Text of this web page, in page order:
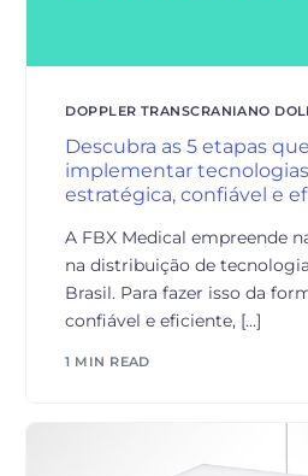
DOPPLER TRANSCRANIANO
Descubra as 5 etapas
implementar
estratégica, confiável e
A FBX Medical empreende
na distribuição de
Brasil. Para fazer isso da
confiável e eficiente, […]
1 MIN READ